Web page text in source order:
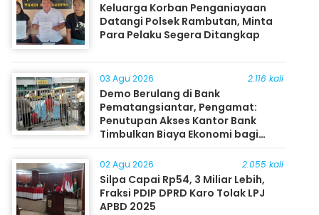
Keluarga Korban Penganiayaan
Datangi Polsek Rambutan, Minta
Para Pelaku Segera Ditangkap
03 Agu 2026 2.116 kali
Demo Berulang di Bank
Pematangsiantar, Pengamat:
Penutupan Akses Kantor Bank
Timbulkan Biaya Ekonomi bagi
Masyarakat
02 Agu 2026 2.055 kali
Silpa Capai Rp54, 3 Miliar Lebih,
Fraksi PDIP DPRD Karo Tolak LPJ
APBD 2025